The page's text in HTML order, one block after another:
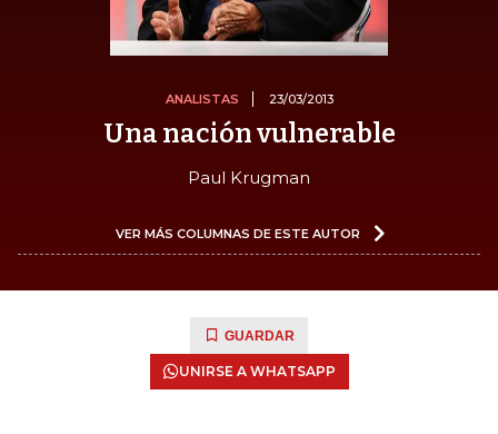
ANALISTAS 23/03/2013
Una nación vulnerable
Paul Krugman
VER MÁS COLUMNAS DE ESTE AUTOR
GUARDAR
UNIRSE A WHATSAPP